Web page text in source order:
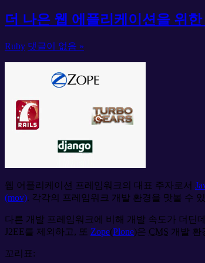
더 나은 웹 에플리케이션을 위
Ruby 댓글이 없음 »
웹 어플리케이션 프레임워크의 대표 주자로서
(mov). 각각의 프레임워크 개발 환경을 맛볼 수
다른 개발 프레임워크에 비해 개발 속도가 더딘
J2EE를 제외하고, 또 Zope(Plone)은 CMS 개발 환
꼬리표: